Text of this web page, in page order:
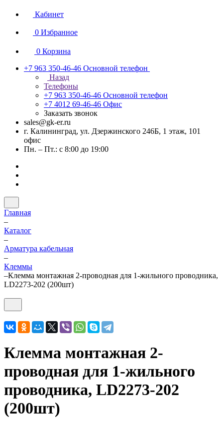
Кабинет
0 Избранное
0 Корзина
+7 963 350-46-46 Основной телефон
Назад
Телефоны
+7 963 350-46-46 Основной телефон
+7 4012 69-46-46 Офис
Заказать звонок
sales@gk-er.ru
г. Калининград, ул. Дзержинского 246Б, 1 этаж, 101
офис
Пн. – Пт.: с 8:00 до 19:00
Главная
–
Каталог
–
Арматура кабельная
–
Клеммы
–Клемма монтажная 2-проводная для 1-жильного проводника,
LD2273-202 (200шт)
Клемма монтажная 2-
проводная для 1-жильного
проводника, LD2273-202
(200шт)